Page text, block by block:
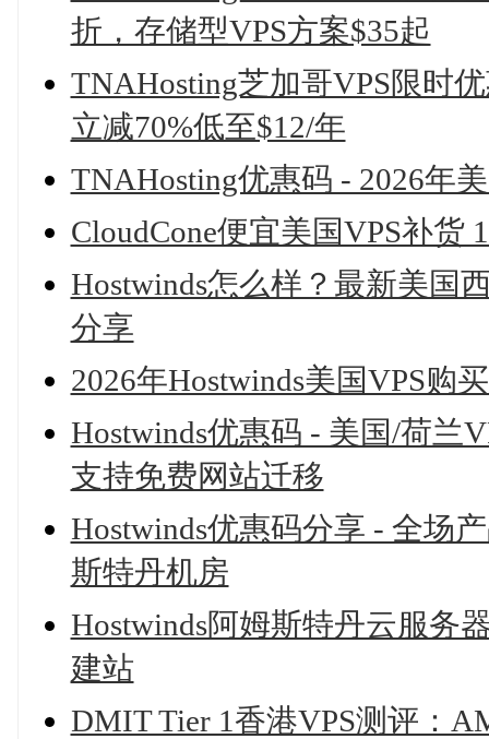
折，存储型VPS方案$35起
TNAHosting芝加哥VPS限时
立减70%低至$12/年
TNAHosting优惠码 - 2026年
CloudCone便宜美国VPS补货
Hostwinds怎么样？最新美国
分享
2026年Hostwinds美国VPS购
Hostwinds优惠码 - 美国/荷兰
支持免费网站迁移
Hostwinds优惠码分享 - 全场
斯特丹机房
Hostwinds阿姆斯特丹云服务
建站
DMIT Tier 1香港VPS测评：